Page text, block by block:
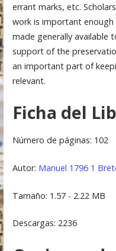
errant marks, etc.
work is important
made generally available
support of the
an important part of
relevant.
Ficha del
Número de páginas: 102
Autor: Manuel 1796 1
Tamaño: 1.57 - 2.22 MB
Descargas: 2236